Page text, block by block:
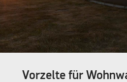
Vorzelte für